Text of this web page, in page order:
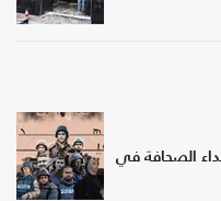
الصحافة في